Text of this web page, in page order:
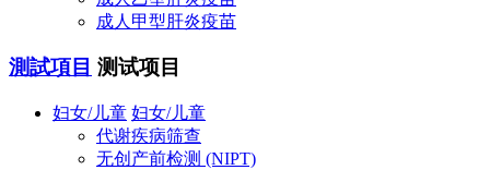
成人甲型肝炎疫苗
測試項目 测试项目
妇女/儿童 妇女/儿童
代谢疾病筛查
无创产前检测 (NIPT)